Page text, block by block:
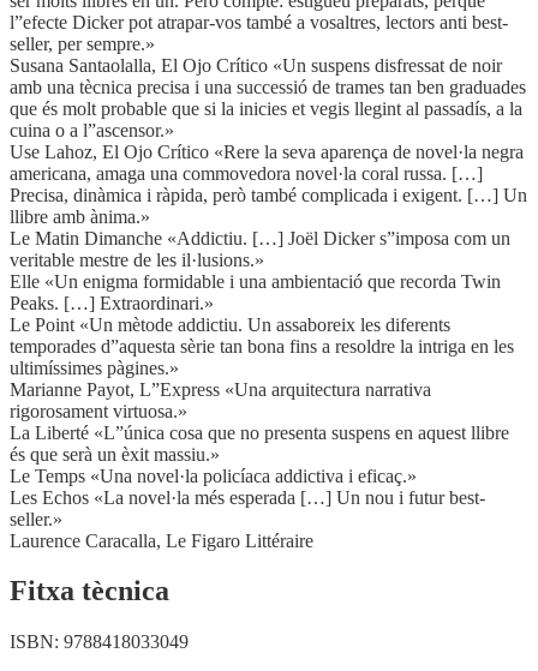
l”efecte Dicker pot atrapar-vos també a vosaltres, lectors anti best-
seller, per sempre.»
Susana Santaolalla, El Ojo Crítico «Un suspens disfressat de noir
amb una tècnica precisa i una successió de trames tan ben graduades
que és molt probable que si la inicies et vegis llegint al passadís, a la
cuina o a l”ascensor.»
Use Lahoz, El Ojo Crítico «Rere la seva aparença de novel·la negra
americana, amaga una commovedora novel·la coral russa. […]
Precisa, dinàmica i ràpida, però també complicada i exigent. […] Un
llibre amb ànima.»
Le Matin Dimanche «Addictiu. […] Joël Dicker s”imposa com un
veritable mestre de les il·lusions.»
Elle «Un enigma formidable i una ambientació que recorda Twin
Peaks. […] Extraordinari.»
Le Point «Un mètode addictiu. Un assaboreix les diferents
temporades d”aquesta sèrie tan bona fins a resoldre la intriga en les
ultimíssimes pàgines.»
Marianne Payot, L”Express «Una arquitectura narrativa
rigorosament virtuosa.»
La Liberté «L”única cosa que no presenta suspens en aquest llibre
és que serà un èxit massiu.»
Le Temps «Una novel·la policíaca addictiva i eficaç.»
Les Echos «La novel·la més esperada […] Un nou i futur best-
seller.»
Laurence Caracalla, Le Figaro Littéraire
Fitxa tècnica
ISBN: 9788418033049